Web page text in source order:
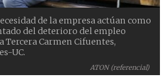
ATON (referencial)
de la empresa actúan como
del deterioro del empleo
Tercera Carmen Cifuentes,
UC.